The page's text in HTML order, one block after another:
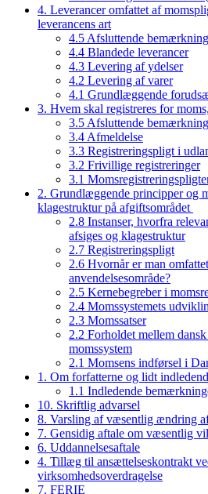
4. Leverancer omfattet af
leverancens art
4.5 Afsluttende
4.4 Blandede leverancer
4.3 Levering af ydelser
4.2 Levering af varer
4.1 Grundlæggende
3. Hvem skal registreres for
3.5 Afsluttende
3.4 Afmeldelse
3.3 Registreringspligt i
3.2 Frivillige registreringer
3.1
2. Grundlæggende principper og
klagestruktur på afgiftsområdet
2.8 Instanser, hvorfra
afsiges og klagestruktur
2.7 Registreringspligt
2.6 Hvornår er man
anvendelsesområde?
2.5 Kernebegreber i
2.4 Momssystemets
2.3 Momssatser
2.2 Forholdet mellem
momssystem
2.1 Momsens indførsel i
1. Om forfatterne og lidt
1.1 Indledende
10. Skriftlig advarsel
8. Varsling af væsentlig ændring
7. Gensidig aftale om væsentlig
6. Uddannelsesaftale
4. Tillæg til ansættelseskontrakt
virksomhedsoverdragelse
7. FERIE